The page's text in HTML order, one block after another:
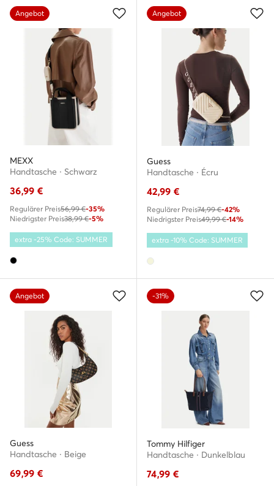
Angebot
MEXX
Handtasche · Schwarz
36,99 €
Regulärer Preis56,99 €-35%
Niedrigster Preis38,99 €-5%
extra -25% Code: SUMMER
Angebot
Guess
Handtasche · Écru
42,99 €
Regulärer Preis74,99 €-42%
Niedrigster Preis49,99 €-14%
extra -10% Code: SUMMER
Angebot
Guess
Handtasche · Beige
69,99 €
-31%
Tommy Hilfiger
Handtasche · Dunkelblau
74,99 €